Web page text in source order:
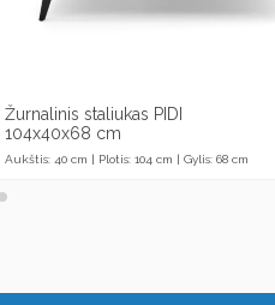
Žurnalinis staliukas PIDI
104x40x68 cm
Aukštis: 40 cm | Plotis: 104 cm | Gylis: 68 cm